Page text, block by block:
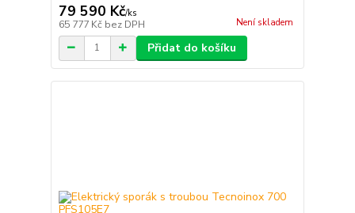
79 590 Kč/ks
65 777 Kč bez DPH Není skladem
Přidat do košíku